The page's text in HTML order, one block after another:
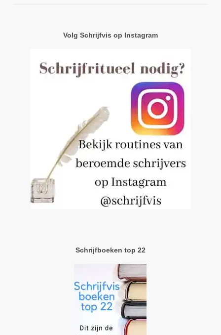
Volg Schrijfvis op Instagram
Schrijfboeken top 22